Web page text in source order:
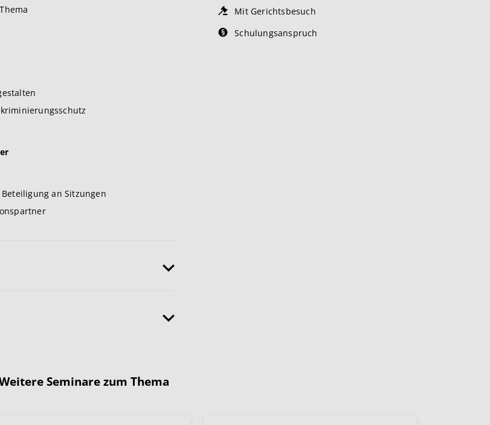
an Sitzungen
Mit Gerichtsbesuch
Schulungsanspruch
Seminare zum Thema